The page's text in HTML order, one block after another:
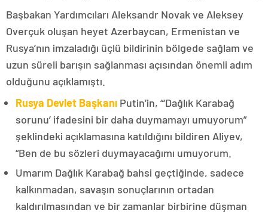
Başbakan Yardımcıları Aleksandr Novak ve Aleksey
Overçuk oluşan heyet Azerbaycan, Ermenistan ve
Rusya’nın imzaladığı üçlü bildirinin bölgede sağlam ve
uzun süreli barışın sağlanması açısından önemli adım
olduğunu açıklamıştı.
Rusya Devlet Başkanı Putin’in, “‘Dağlık Karabağ
sorunu’ ifadesini bir daha duymamayı umuyorum”
şeklindeki açıklamasına katıldığını bildiren Aliyev,
“Ben de bu sözleri duymayacağımı umuyorum.
Umarım Dağlık Karabağ bahsi geçtiğinde, sadece
kalkınmadan, savaşın sonuçlarının ortadan
kaldırılmasından ve bir zamanlar birbirine düşman